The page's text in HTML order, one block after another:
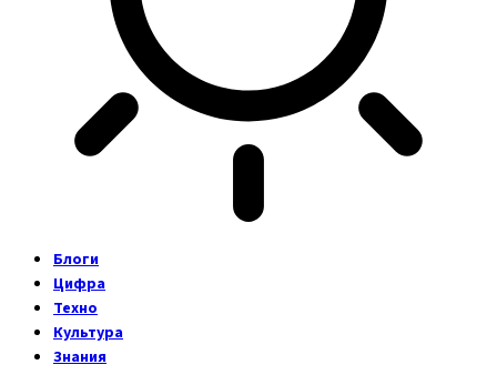
Блоги
Цифра
Техно
Культура
Знания